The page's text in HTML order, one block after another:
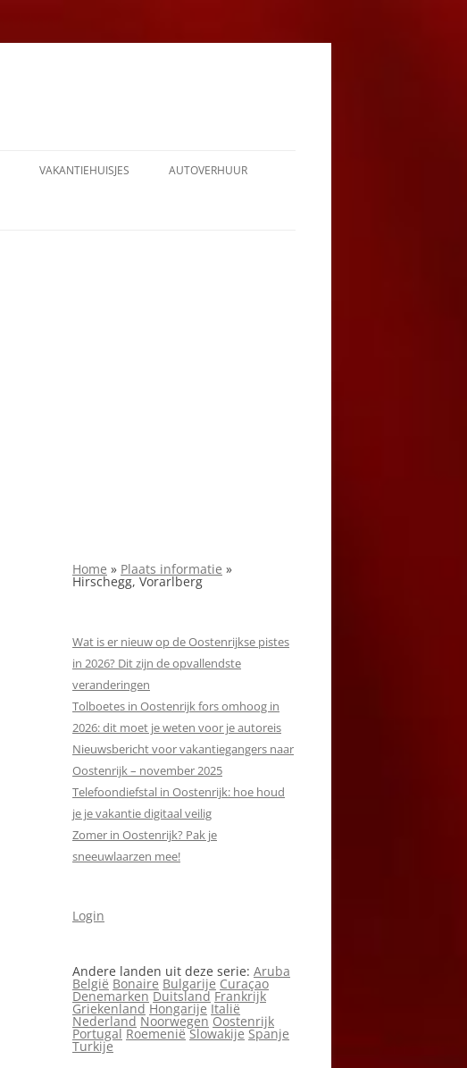
VAKANTIEHUISJES AUTOVERHUUR
Home » Plaats informatie »
Hirschegg, Vorarlberg
Wat is er nieuw op de Oostenrijkse pistes
in 2026? Dit zijn de opvallendste
veranderingen
Tolboetes in Oostenrijk fors omhoog in
2026: dit moet je weten voor je autoreis
Nieuwsbericht voor vakantiegangers naar
Oostenrijk – november 2025
Telefoondiefstal in Oostenrijk: hoe houd
je je vakantie digitaal veilig
Zomer in Oostenrijk? Pak je
sneeuwlaarzen mee!
Login
Andere landen uit deze serie: Aruba
België Bonaire Bulgarije Curaçao
Denemarken Duitsland Frankrijk
Griekenland Hongarije Italië
Nederland Noorwegen Oostenrijk
Portugal Roemenië Slowakije Spanje
Turkije